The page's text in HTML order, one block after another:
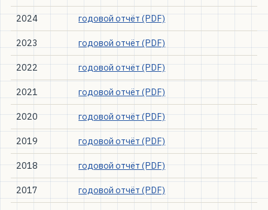
2024 годовой отчёт (PDF)
2023 годовой отчёт (PDF)
2022 годовой отчёт (PDF)
2021 годовой отчёт (PDF)
2020 годовой отчёт (PDF)
2019 годовой отчёт (PDF)
2018 годовой отчёт (PDF)
2017 годовой отчёт (PDF)